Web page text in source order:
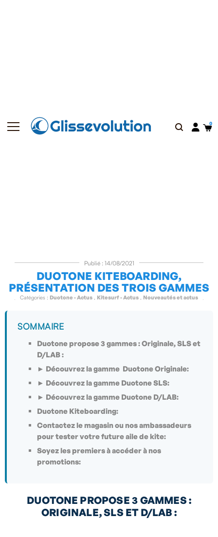
Publié : 14/08/2021
DUOTONE KITEBOARDING,
PRÉSENTATION DES TROIS GAMMES
Catégories : Duotone - Actus , Kitesurf - Actus , Nouveautés et actus
SOMMAIRE
Duotone propose 3 gammes : Originale, SLS et
D/LAB :
► Découvrez la gamme Duotone Originale:
► Découvrez la gamme Duotone SLS:
► Découvrez la gamme Duotone D/LAB:
Duotone Kiteboarding:
Contactez le magasin ou nos ambassadeurs
pour tester votre future aile de kite:
Soyez les premiers à accéder à nos
promotions:
DUOTONE PROPOSE 3 GAMMES :
ORIGINALE, SLS ET D/LAB :